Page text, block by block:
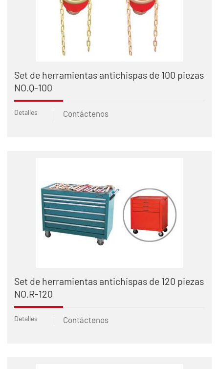
Set de herramientas antichispas de 100 piezas
NO.Q-100
Detalles Contáctenos
Set de herramientas antichispas de 120 piezas
NO.R-120
Detalles Contáctenos